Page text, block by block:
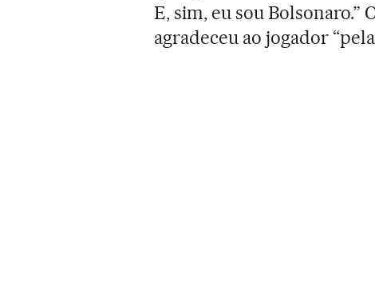
E, sim, eu sou Bolsonaro.”
agradeceu ao jogador